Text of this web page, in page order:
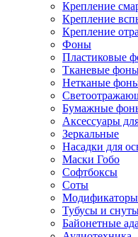
Крепление
Крепление
Крепление
Фоны
Пластиковые
Тканевые
Нетканые
Бумажные
Аксессуары
Зеркальные
Насадки для
Маски Гобо
Софтбоксы
Соты
Модификаторы
Тубусы и
Байонетные